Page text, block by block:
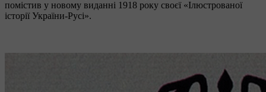
помістив у новому виданні 1918 року своєї «Ілюстрованої
історії України-Русі».